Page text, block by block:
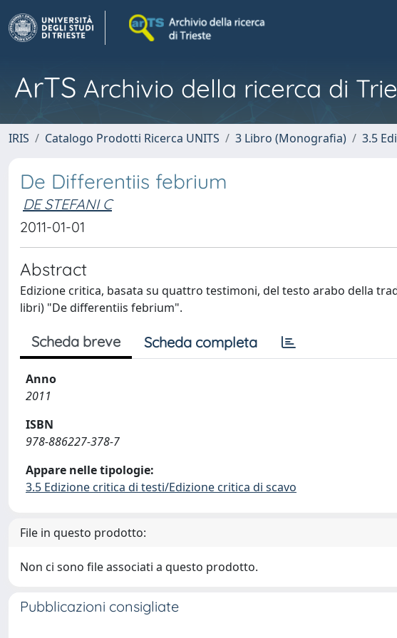
ArTS Archivio della ricerca di
IRIS Catalogo Prodotti Ricerca UNITS 3 Libro (Monografia) 3.5
De Differentiis febrium
DE STEFANI C
2011-01-01
Abstract
Edizione critica, basata su quattro testimoni, del testo arabo della
libri) "De differentiis febrium".
Scheda breve Scheda completa
Anno
2011
ISBN
978-886227-378-7
Appare nelle tipologie:
3.5 Edizione critica di testi/Edizione critica di scavo
File in questo prodotto:
Non ci sono file associati a questo prodotto.
Pubblicazioni consigliate